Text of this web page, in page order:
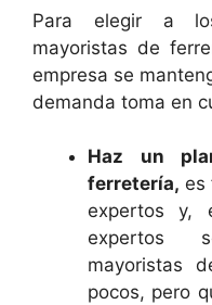
Para elegir a
mayoristas de
empresa se
demanda toma en
Haz un
ferretería, es
expertos y,
expertos
mayoristas
pocos, pero